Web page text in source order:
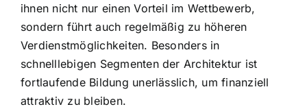
ihnen nicht nur einen Vorteil im Wettbewerb,
sondern führt auch regelmäßig zu höheren
Verdienstmöglichkeiten. Besonders in
schnelllebigen Segmenten der Architektur ist
fortlaufende Bildung unerlässlich, um finanziell
attraktiv zu bleiben.